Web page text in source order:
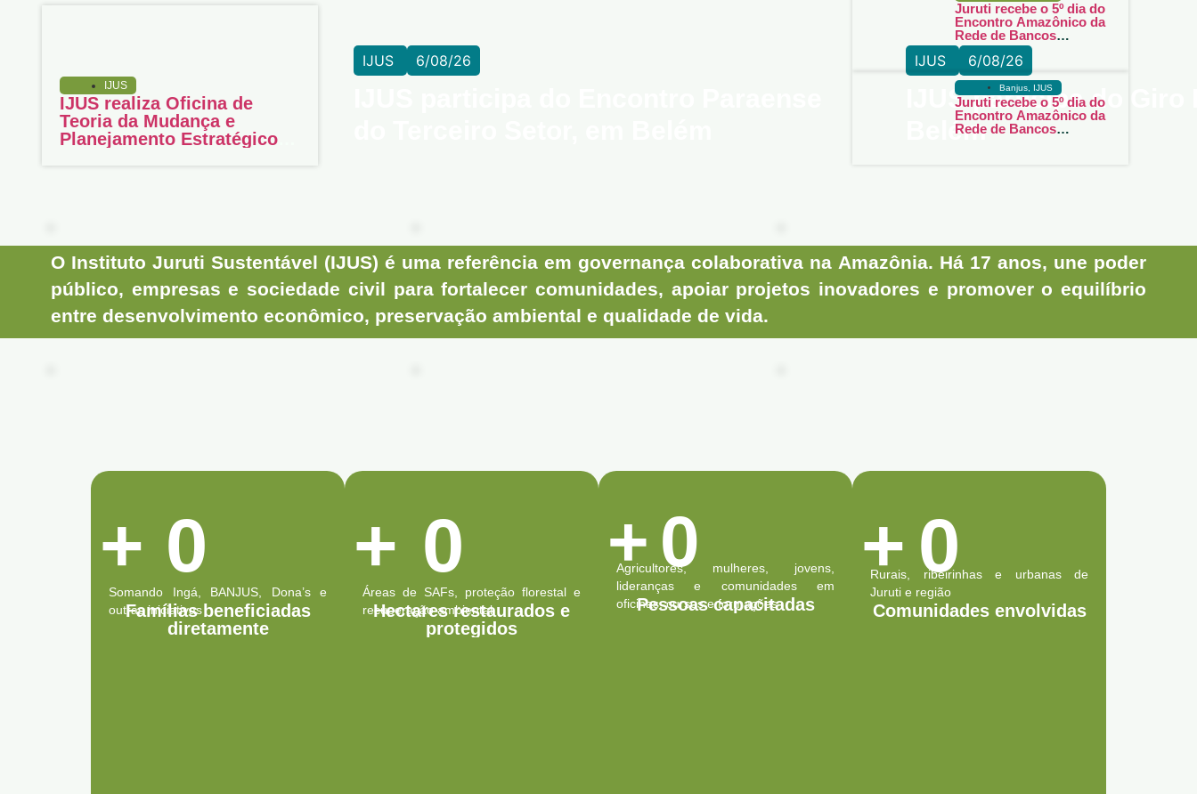
IJUS
IJUS realiza Oficina de
Teoria da Mudança e
Planejamento Estratégico
IJUS 6/08/26 IJUS 6/08/26
IJUS participa do
Belém
Juruti recebe o 5º dia do
Encontro Amazônico da
Rede de Bancos
Comunitários com
lançamento oficial da
Moeda Social Juruteka
Banjus, IJUS
Juruti recebe o 5º dia do
Encontro Amazônico da
Rede de Bancos
O Instituto Juruti Sustentável (IJUS) é uma referência em governança colaborativa na Amazônia. Há 17 anos, une poder
público, empresas e sociedade civil para fortalecer comunidades, apoiar projetos inovadores e promover o equilíbrio
entre desenvolvimento econômico, preservação ambiental e qualidade de vida.
+ 0
Famílias beneficiadas
diretamente
Somando Ingá, BANJUS, Dona’s e
outras iniciativas
+ 0
Hectares restaurados e
protegidos
Áreas de SAFs, proteção florestal e
recuperação ambiental
+ 0
Pessoas capacitadas
Agricultores, mulheres, jovens,
lideranças e comunidades em
oficinas, cursos e formações
+ 0
Comunidades envolvidas
Rurais, ribeirinhas e urbanas de
Juruti e região